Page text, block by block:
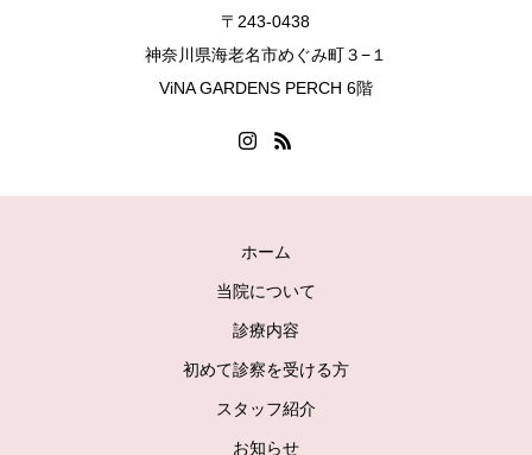
〒243-0438
神奈川県海老名市めぐみ町３−１
ViNA GARDENS PERCH 6階
ホーム
当院について
診療内容
初めて診察を受ける方
スタッフ紹介
お知らせ